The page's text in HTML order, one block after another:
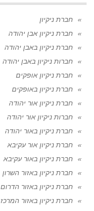
חברת ניקיון
חברת ניקיון אבן יהודה
חברת ניקיון באבן יהודה
חברות ניקיון באבן יהודה
חברת ניקיון אופקים
חברת ניקיון באופקים
חברת ניקיון אור יהודה
חברות ניקיון אור יהודה
חברת ניקיון באור יהודה
חברת ניקיון אור עקיבא
חברת ניקיון באור עקיבא
חברת ניקיון באזור השרון
חברת ניקיון באזור הדרום
חברת ניקיון באזור המרכז